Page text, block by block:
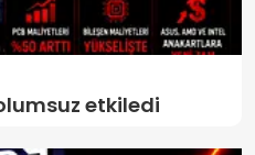
etkiledi